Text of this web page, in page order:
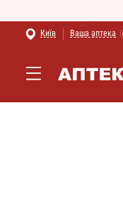
Київ Ваша аптека